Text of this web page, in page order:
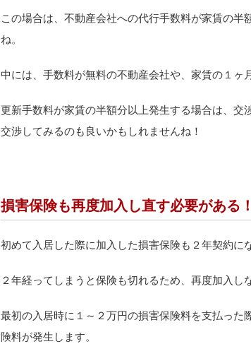
この場合は、不動産会社への代行手数料が家賃の半
ね。
中には、手数料が無料の不動産会社や、家賃の１ヶ
更新手数料が家賃の半額分以上発生する場合は、交
交渉してみるのも良いかもしれませんね！
損害保険も再度加入し直す必要がある！
初めて入居した際に加入した損害保険も２年契約に
２年経ってしまうと保険も切れるため、再度加入し
最初の入居時に１～２万円の損害保険料を支払った
険料が発生します。